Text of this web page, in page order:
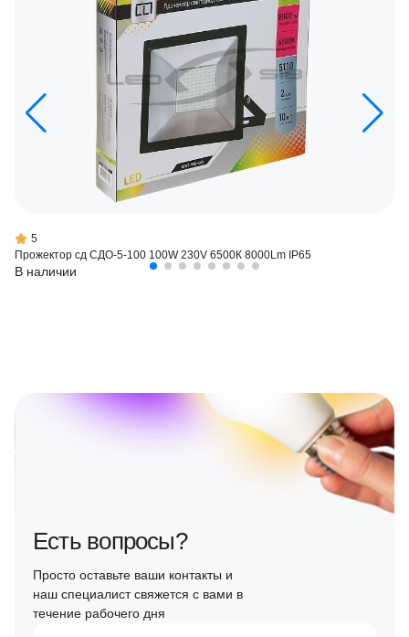
5
Прожектор сд СДО-5-100 100W 230V 6500К 8000Lm IP65
В наличии
Есть вопросы?
Просто оставьте ваши контакты и
наш специалист свяжется с вами в
течение рабочего дня